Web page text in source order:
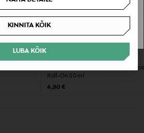
KINNITA KÕIK
LUBA KÕIK
Deodorant Men Expert Invincible
Roll-On 50 ml
Original Price
4,90 €
SAAN ARU